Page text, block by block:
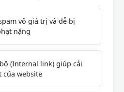
vô giá trị và dễ bị
nặng
(Internal link) giúp cải
của website